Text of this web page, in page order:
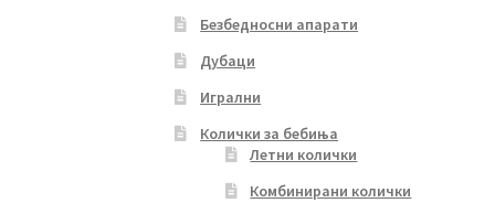
Безбедносни апарати
Дубаци
Игрални
Колички за бебиња
Летни колички
Комбинирани колички